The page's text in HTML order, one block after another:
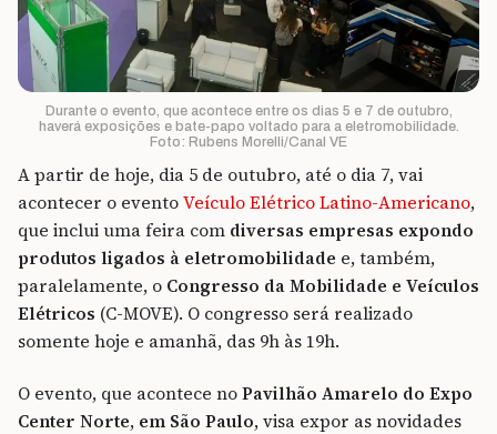
Durante o evento, que acontece entre os dias 5 e 7 de outubro,
haverá exposições e bate-papo voltado para a eletromobilidade.
Foto: Rubens Morelli/Canal VE
A partir de hoje, dia 5 de outubro, até o dia 7, vai
acontecer o eventoVeículo Elétrico Latino-Americano,
que inclui uma feira com diversas empresas expondo
produtos ligados à eletromobilidade e, também,
paralelamente, o Congresso da Mobilidade e Veículos
Elétricos (C-MOVE). O congresso será realizado
somente hoje e amanhã, das 9h às 19h.
O evento, que acontece noPavilhão Amarelo do Expo
Center Norte, em São Paulo, visa expor as novidades